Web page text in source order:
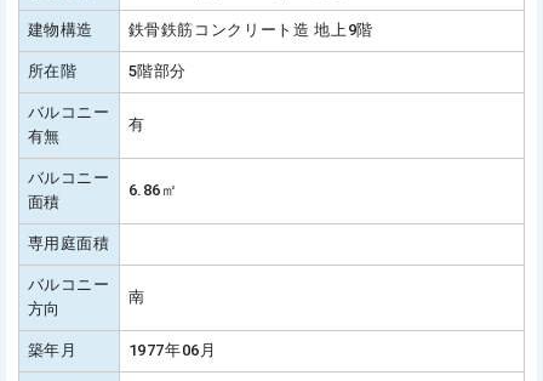
建物構造 鉄骨鉄筋コンクリート造 地上9階
所在階 5階部分
バルコニー
有無
有
バルコニー
面積
6.86㎡
専用庭面積
バルコニー
方向
南
築年月 1977年06月